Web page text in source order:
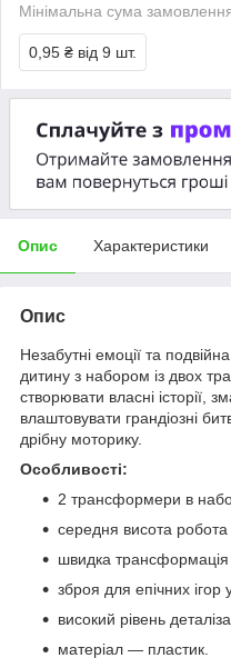
Мінімальна сума
0,95 ₴ від 9 шт.
Опис Характеристики
Опис
Незабутні емоції та
дитину з набором із двох
створювати власні історії,
влаштовувати грандіозні
дрібну моторику.
Особливості:
2 трансформери в
середня висота
швидка
зброя для епічних ігор
високий рівень
матеріал — пластик.